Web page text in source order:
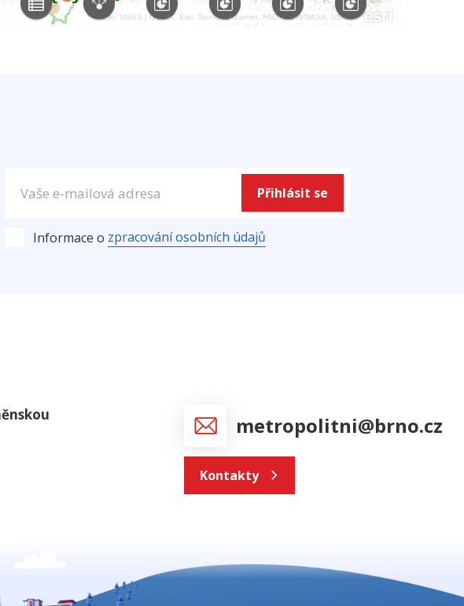
Přihlásit se
Informace o zpracování osobních údajů
metropolitni@brno.cz
Kontakty